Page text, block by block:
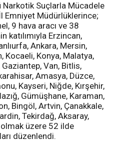
Narkotik Suçlarla Mücadele
Emniyet Müdürlüklerince;
9 hava aracı ve 38
katılımıyla Erzincan,
Ankara, Mersin,
Kocaeli, Konya, Malatya,
Van, Bitlis,
Amasya, Düzce,
Kayseri, Niğde, Kırşehir,
Gümüşhane, Karaman,
Bingöl, Artvin, Çanakkale,
Tekirdağ, Aksaray,
olmak üzere 52 ilde
düzenlendi.